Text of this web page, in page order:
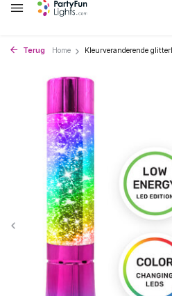
Terug Home Kleurveranderende